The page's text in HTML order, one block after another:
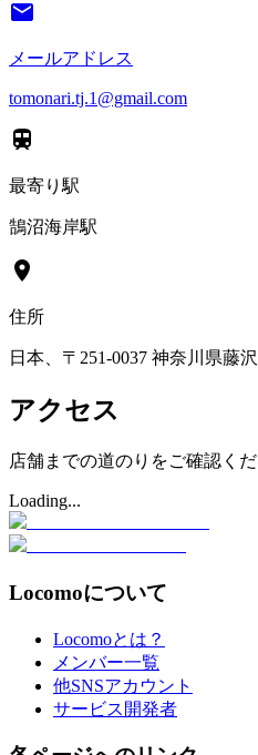
メールアドレス
tomonari.tj.1@gmail.com
最寄り駅
鵠沼海岸駅
住所
日本、〒251-0037 神奈川県藤
アクセス
店舗までの道のりをご確認く
Loading...
Locomoについて
Locomoとは？
メンバー一覧
他SNSアカウント
サービス開発者